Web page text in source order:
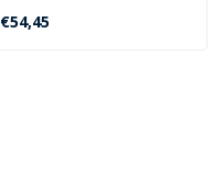
voorzien van extra
versteviging / s..
€54,45